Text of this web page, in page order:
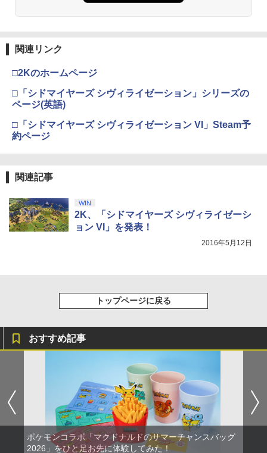
3
4
ニンテンドープリペイド番号 9000円|オ
5
ンラインコード版
￥5,000
3
4
【純正品】DualSense ワイヤレスコン
5
【純正品】DualSense ワイヤレスコン
トローラー(CFI-ZCT2J)
4
S5、PS5 Pro、Xbox One、Xbox Serie
s X|S 対応の高精度 H パターン シフター
3
カー特典:【坤と離】二振りの剣、十翼よ
り来たる！スタジオ描き下ろしイラスト
￥10,780
4
￥8,698
￥8,589
関連リンク
□2Kのホームページ
□「シドマイヤーズ シヴィライゼーション」シリーズの
ページ(英語)
□「シドマイヤーズ シヴィライゼーション VI」Steam予
約ページ
関連記事
WIN
2K、「シドマイヤーズ シヴィライゼーシ
ョン VI」を発表！
2016年5月12日
トップページに戻る
おすすめ記事
ポケモンコラボ「マクドナルドのサマーチャンスバッグ
2026」をひと足お先に体験してみた！